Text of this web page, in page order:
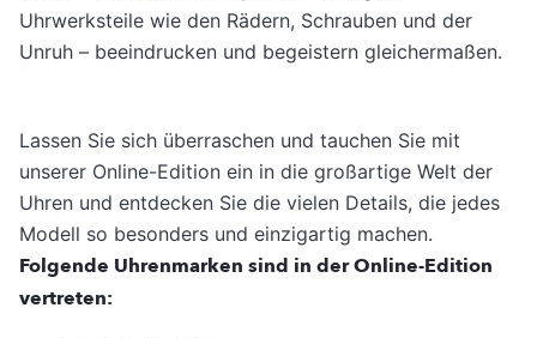
Uhrwerksteile wie den Rädern, Schrauben und der
Unruh – beeindrucken und begeistern gleichermaßen.
Lassen Sie sich überraschen und tauchen Sie mit
unserer Online-Edition ein in die großartige Welt der
Uhren und entdecken Sie die vielen Details, die jedes
Modell so besonders und einzigartig machen.
Folgende Uhrenmarken sind in der Online-Edition
vertreten: